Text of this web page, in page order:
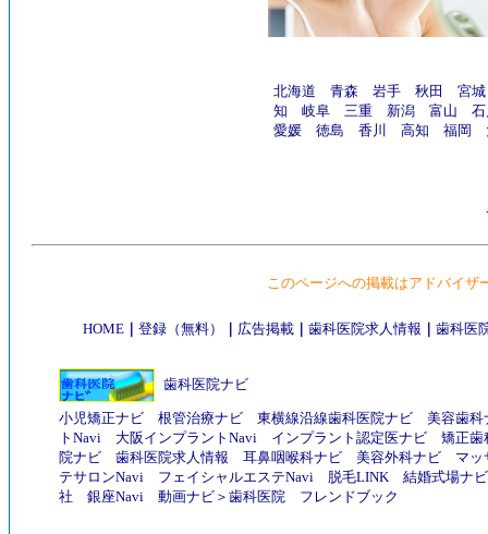
北海道 青森 岩手 秋田
宮城
知
岐阜 三重 新潟 富山
愛媛
徳島 香川 高知 福岡
このページへの掲載はアドバイザ
HOME 登録（無料） 広告掲載 歯科医院求人情報 歯科医
歯科医院ナビ
小児矯正ナビ 根管治療ナビ 東横線沿線歯科医院ナビ
美容歯科
トNavi
大阪インプラントNavi インプラント認定医ナビ
矯正歯
院ナビ
歯科医院求人情報 耳鼻咽喉科ナビ 美容外科ナビ
マッ
テサロンNavi
フェイシャルエステNavi 脱毛LINK
結婚式場ナビ
社
銀座Navi 動画ナビ ＞ 歯科医院 フレンドブック